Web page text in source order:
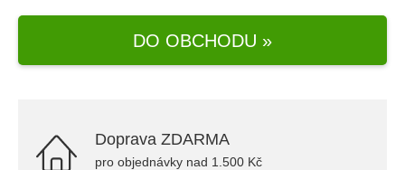
DO OBCHODU »
Doprava ZDARMA
pro objednávky nad 1.500 Kč